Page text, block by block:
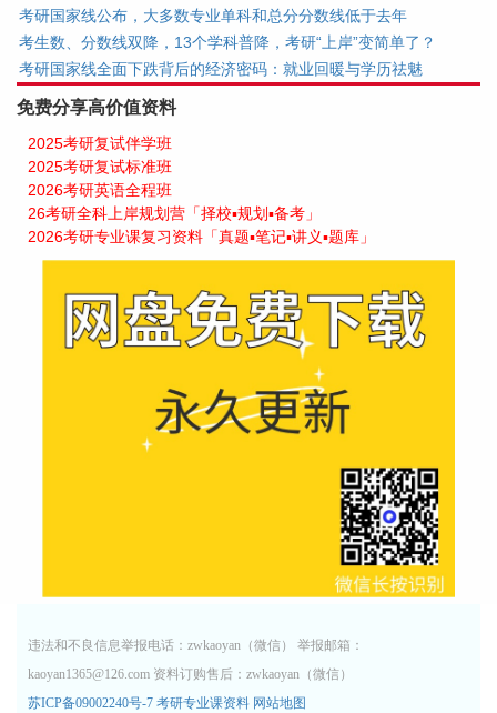
考研国家线公布，大多数专业单科和总分分数线低于去年
考生数、分数线双降，13个学科普降，考研“上岸”变简单了？
考研国家线全面下跌背后的经济密码：就业回暖与学历祛魅
免费分享高价值资料
2025考研复试伴学班
2025考研复试标准班
2026考研英语全程班
26考研全科上岸规划营「择校▪规划▪备考」
2026考研专业课复习资料「真题▪笔记▪讲义▪题库」
违法和不良信息举报电话：zwkaoyan（微信） 举报邮箱：
kaoyan1365@126.com 资料订购售后：zwkaoyan（微信）
苏ICP备09002240号-7 考研专业课资料 网站地图